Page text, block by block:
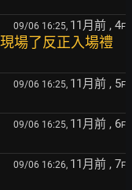
09/06 16:25, 11月前 , 4F
場了反正入場禮
09/06 16:25, 11月前 , 5F
09/06 16:25, 11月前 , 6F
09/06 16:26, 11月前 , 7F